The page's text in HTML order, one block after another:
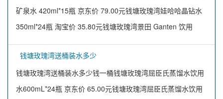
矿泉水 420ml*15瓶 京东价 79.00元钱塘玫瑰湾娃哈哈晶钻水
350ml*24瓶 淘宝价 35.80元钱塘玫瑰湾景田 Ganten 饮用
钱塘玫瑰湾送桶装水多少
钱塘玫瑰湾送桶装水多少钱一桶钱塘玫瑰湾屈臣氏蒸馏水饮用
水600mL*24瓶 京东价 65.00元钱塘玫瑰湾屈臣氏蒸馏水饮用